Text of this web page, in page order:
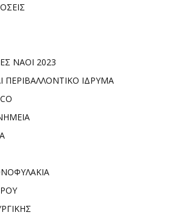
ΝΑΟΙ 2023
ΠΕΡΙΒΑΛΛΟΝΤΙΚΟ ΙΔΡΥΜΑ